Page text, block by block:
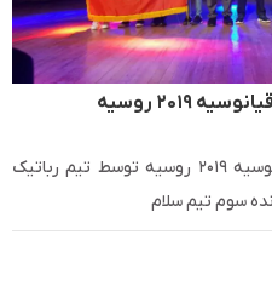
۲۰۱۹ روسیه
افتخار آفرینی درمسابقات آسیا_اقیانوسیه ۲۰۱۹ روسیه توسط تیم رباتیک
سوم تیم سلام